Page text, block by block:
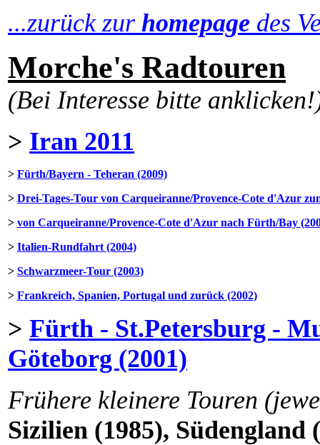
...zurück zur homepage des
Morche's Radtouren
(Bei Interesse bitte
> Iran 2011
> Fürth/Bayern - Teheran (2009)
> Drei-Tages-Tour von Carqueiranne/Provence-Cote d'Azur
> von Carqueiranne/Provence-Cote d'Azur nach Fürth/Bay
> Italien-Rundfahrt (2004)
> Schwarzmeer-Tour (2003)
> Frankreich, Spanien, Portugal und zurück (2002)
> Fürth - St.Petersburg -
Göteborg (2001)
Frühere kleinere Touren
Sizilien (1985), Südengland